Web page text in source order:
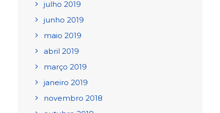
julho 2019
junho 2019
maio 2019
abril 2019
março 2019
janeiro 2019
novembro 2018